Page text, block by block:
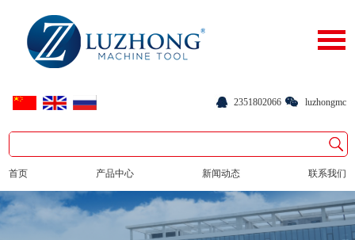
2351802066 luzhongmc
首页 产品中心 新闻动态 联系我们